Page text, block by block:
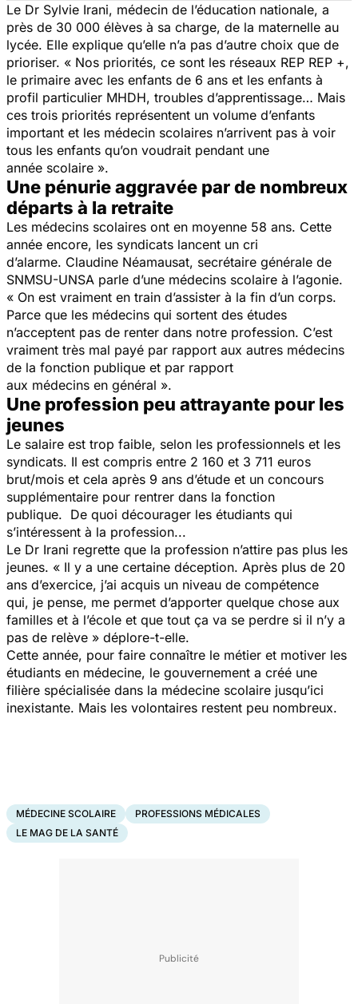
Le Dr Sylvie Irani, médecin de l’éducation nationale, a
près de 30 000 élèves à sa charge, de la maternelle au
lycée. Elle explique qu’elle n’a pas d’autre choix que de
prioriser. « Nos priorités, ce sont les réseaux REP REP +,
le primaire avec les enfants de 6 ans et les enfants à
profil particulier MHDH, troubles d’apprentissage… Mais
ces trois priorités représentent un volume d’enfants
important et les médecin scolaires n’arrivent pas à voir
tous les enfants qu’on voudrait pendant une
année scolaire ».
Une pénurie aggravée par de nombreux
départs à la retraite
Les médecins scolaires ont en moyenne 58 ans. Cette
année encore, les syndicats lancent un cri
d’alarme. Claudine Néamausat, secrétaire générale de
SNMSU-UNSA parle d’une médecins scolaire à l’agonie.
« On est vraiment en train d’assister à la fin d’un corps.
Parce que les médecins qui sortent des études
n’acceptent pas de renter dans notre profession. C’est
vraiment très mal payé par rapport aux autres médecins
de la fonction publique et par rapport
aux médecins en général ».
Une profession peu attrayante pour les
jeunes
Le salaire est trop faible, selon les professionnels et les
syndicats. Il est compris entre 2 160 et 3 711 euros
brut/mois et cela après 9 ans d’étude et un concours
supplémentaire pour rentrer dans la fonction
publique. De quoi décourager les étudiants qui
s’intéressent à la profession...
Le Dr Irani regrette que la profession n’attire pas plus les
jeunes. « Il y a une certaine déception. Après plus de 20
ans d’exercice, j’ai acquis un niveau de compétence
qui, je pense, me permet d’apporter quelque chose aux
familles et à l’école et que tout ça va se perdre si il n’y a
pas de relève » déplore-t-elle.
Cette année, pour faire connaître le métier et motiver les
étudiants en médecine, le gouvernement a créé une
filière spécialisée dans la médecine scolaire jusqu’ici
inexistante. Mais les volontaires restent peu nombreux.
MÉDECINE SCOLAIRE
PROFESSIONS MÉDICALES
LE MAG DE LA SANTÉ